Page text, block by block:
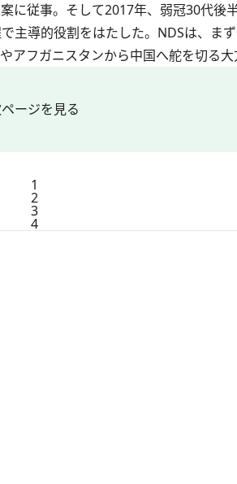
に従事。そして2‌0‌1‌7年、弱冠30代後
主導的役割をはたした。NDSは、ま
フガニスタンから中国へ舵を切る大
ージを見る
1
2
3
4